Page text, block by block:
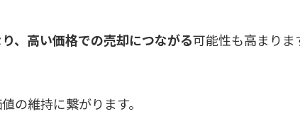
、高い価格での売却につながる可能性も高まりま
の維持に繋がります。